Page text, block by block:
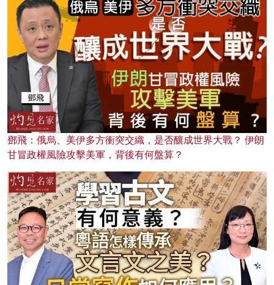
鄧飛：俄烏、美伊多方衝突交織，是否釀成世界大戰？ 伊朗
甘冒政權風險攻擊美軍，背後有何盤算？